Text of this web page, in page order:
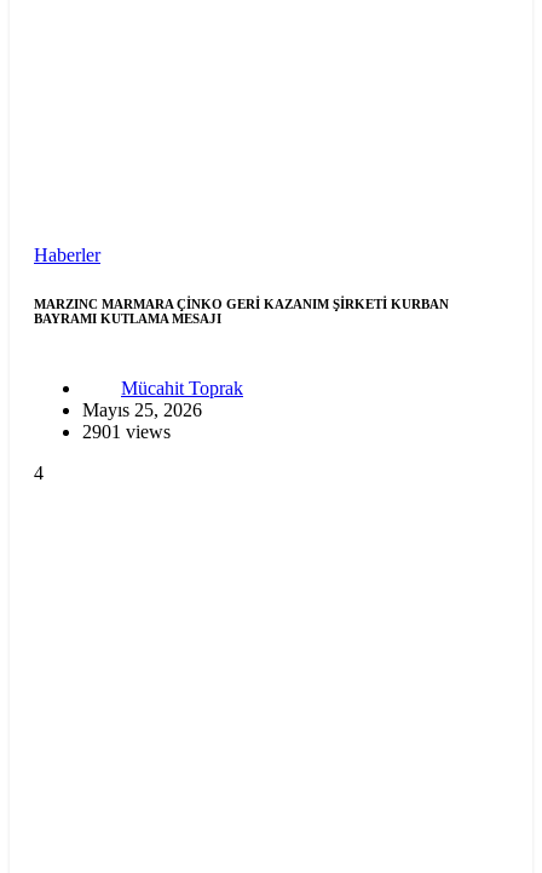
Haberler
MARZINC MARMARA ÇİNKO GERİ KAZANIM ŞİRKETİ KURBAN
BAYRAMI KUTLAMA MESAJI
Mücahit Toprak
Mayıs 25, 2026
2901 views
4